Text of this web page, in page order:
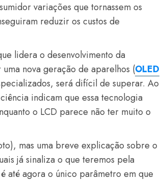
variações que tornassem os
reduzir os custos de
lidera o desenvolvimento da
nova geração de aparelhos (OLED
será difícil de superar. Ao
indicam que essa tecnologia
o LCD parece não ter muito o
mas uma breve explicação sobre o
já sinaliza o que teremos pela
até agora o único parâmetro em que